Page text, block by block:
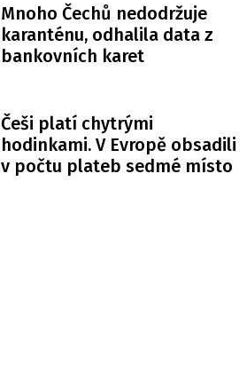
Mnoho Čechů nedodržuje
karanténu, odhalila data z
bankovních karet
Češi platí chytrými
hodinkami. V Evropě obsadili
v počtu plateb sedmé místo